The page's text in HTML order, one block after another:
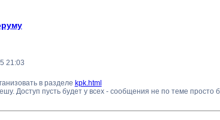
21:03
в разделе kpk.html
Доступ пусть будет у всех - сообщения не по теме просто